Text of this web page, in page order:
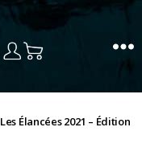
Les Élancées 2021 – Édition